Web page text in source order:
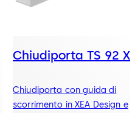
Chiudiporta TS 92
Chiudiporta con guida di
scorrimento in XEA Design e